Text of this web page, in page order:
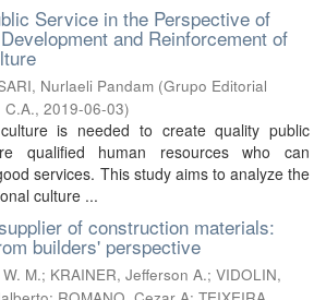
Service in the Perspective of
and Reinforcement of
Nurlaeli Pandam (Grupo Editorial
C.A., 2019-06-03)
is needed to create quality public
qualified human resources who can
services. This study aims to analyze the
culture ...
of construction materials:
builders' perspective
M.; KRAINER, Jefferson A.; VIDOLIN,